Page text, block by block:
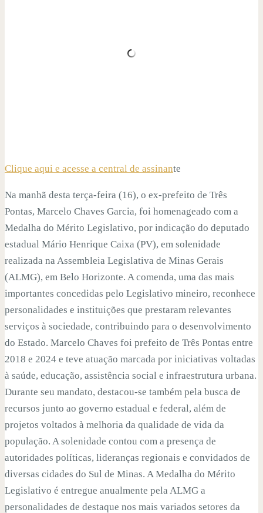
Clique aqui e acesse a central de assinante
Na manhã desta terça-feira (16), o ex-prefeito de Três
Pontas, Marcelo Chaves Garcia, foi homenageado com a
Medalha do Mérito Legislativo, por indicação do deputado
estadual Mário Henrique Caixa (PV), em solenidade
realizada na Assembleia Legislativa de Minas Gerais
(ALMG), em Belo Horizonte. A comenda, uma das mais
importantes concedidas pelo Legislativo mineiro, reconhece
personalidades e instituições que prestaram relevantes
serviços à sociedade, contribuindo para o desenvolvimento
do Estado. Marcelo Chaves foi prefeito de Três Pontas entre
2018 e 2024 e teve atuação marcada por iniciativas voltadas
à saúde, educação, assistência social e infraestrutura urbana.
Durante seu mandato, destacou-se também pela busca de
recursos junto ao governo estadual e federal, além de
projetos voltados à melhoria da qualidade de vida da
população. A solenidade contou com a presença de
autoridades políticas, lideranças regionais e convidados de
diversas cidades do Sul de Minas. A Medalha do Mérito
Legislativo é entregue anualmente pela ALMG a
personalidades de destaque nos mais variados setores da